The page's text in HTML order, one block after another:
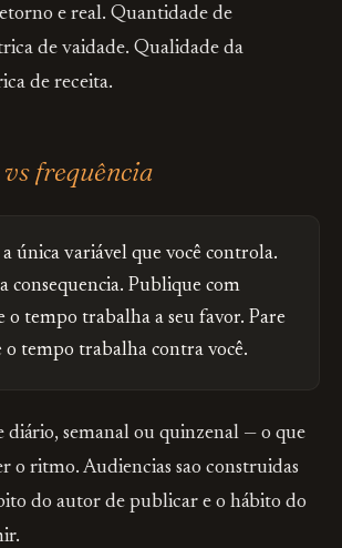
e real. Quantidade de
de vaidade. Qualidade da
de receita.
vs frequência
a única variável que você controla.
consequencia. Publique com
o tempo trabalha a seu favor. Pare
o tempo trabalha contra você.
diário, semanal ou quinzenal — o que
o ritmo. Audiencias sao construidas
do autor de publicar e o hábito do